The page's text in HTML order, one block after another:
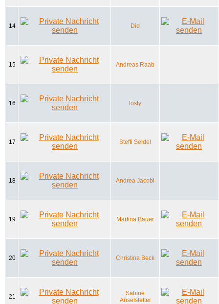
14 Did
15 Andreas Raab
16 losty
17 Steffi Seidel
18 Andrea Jacobi
19 Martina Bauer
20 Christina Beck
21
Sabine
Anselstetter